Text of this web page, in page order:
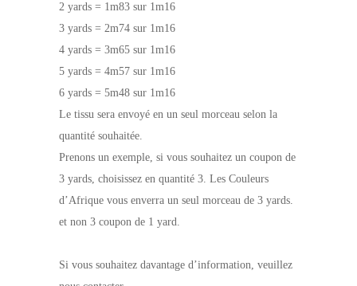
2 yards = 1m83 sur 1m16
3 yards = 2m74 sur 1m16
4 yards = 3m65 sur 1m16
5 yards = 4m57 sur 1m16
6 yards = 5m48 sur 1m16
Le tissu sera envoyé en un seul morceau selon la
quantité souhaitée.
Prenons un exemple, si vous souhaitez un coupon de
3 yards, choisissez en quantité 3. Les Couleurs
d’Afrique vous enverra un seul morceau de 3 yards.
et non 3 coupon de 1 yard.
Si vous souhaitez davantage d’information, veuillez